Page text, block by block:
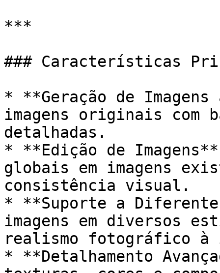
***
### Características
* **Geração de
imagens originais com
detalhadas.
* **Edição de
globais em imagens
consistência visual.
* **Suporte a
imagens em diversos
realismo fotográfico
* **Detalhamento